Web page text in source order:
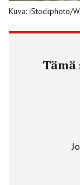
Kuva: iStockphoto/